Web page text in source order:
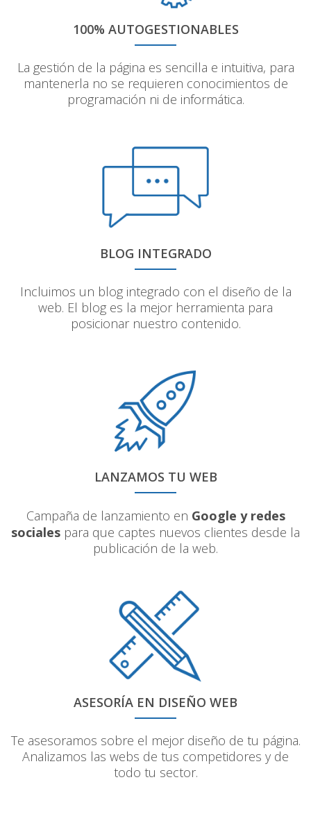
100% AUTOGESTIONABLES
La gestión de la página es sencilla e intuitiva, para
mantenerla no se requieren conocimientos de
programación ni de informática.
BLOG INTEGRADO
Incluimos un blog integrado con el diseño de la
web. El blog es la mejor herramienta para
posicionar nuestro contenido.
LANZAMOS TU WEB
Campaña de lanzamiento en Google y redes
sociales para que captes nuevos clientes desde la
publicación de la web.
ASESORÍA EN DISEÑO WEB
Te asesoramos sobre el mejor diseño de tu página.
Analizamos las webs de tus competidores y de
todo tu sector.